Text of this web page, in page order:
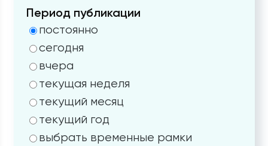
Период публикации
постоянно
сегодня
вчера
текущая неделя
текущий месяц
текущий год
выбрать временные рамки